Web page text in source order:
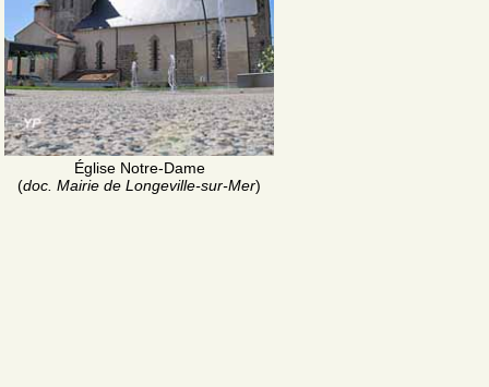
Église Notre-Dame
(doc. Mairie de Longeville-sur-Mer)